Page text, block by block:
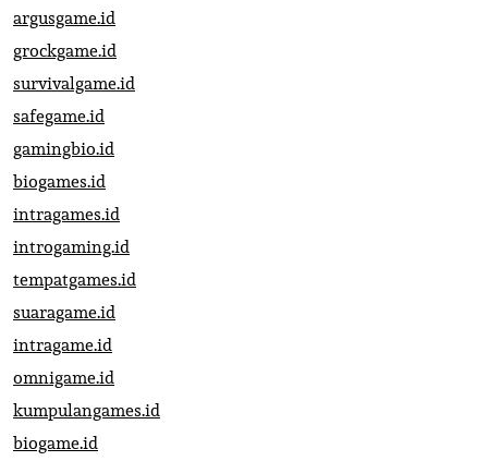
argusgame.id
grockgame.id
survivalgame.id
safegame.id
gamingbio.id
biogames.id
intragames.id
introgaming.id
tempatgames.id
suaragame.id
intragame.id
omnigame.id
kumpulangames.id
biogame.id